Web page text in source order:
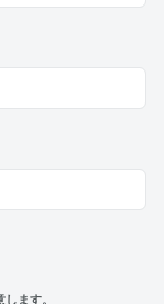
ます。